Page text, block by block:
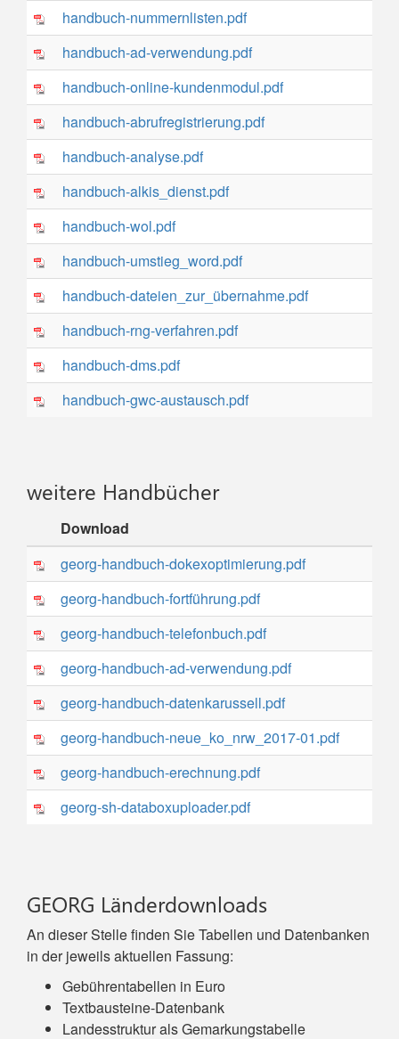
GEORG Länderdownloads
An dieser Stelle finden Sie Tabellen und Datenbanken
in der jeweils aktuellen Fassung:
Gebührentabellen in Euro
Textbausteine-Datenbank
Landesstruktur als Gemarkungstabelle